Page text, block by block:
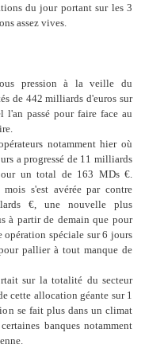
du jour portant sur les 3
assez vives.
pression à la veille du
de 442 milliards d'euros sur
passé pour faire face au
notamment hier où
a progressé de 11 milliards
un total de 163 MDs €.
s'est avérée par contre
€, une nouvelle plus
à partir de demain que pour
opération spéciale sur 6 jours
pallier à tout manque de
sur la totalité du secteur
cette allocation géante sur 1
se fait plus dans un climat
banques notamment